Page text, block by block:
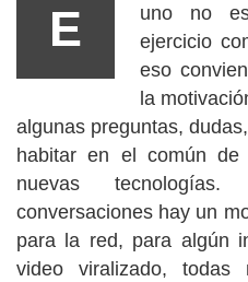
E
uno no
ejercicio
eso
la
algunas preguntas,
habitar en el común
nuevas
conversaciones hay un
para la red, para algún
video viralizado, todas